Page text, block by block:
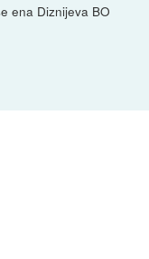
ena Diznijeva BO